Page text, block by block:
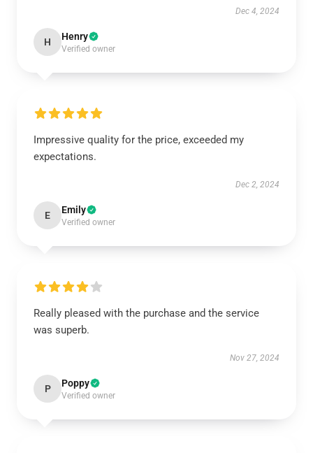
Dec 4, 2024
H Henry
Verified owner
Impressive quality for the price, exceeded my
expectations.
Dec 2, 2024
E Emily
Verified owner
Really pleased with the purchase and the service
was superb.
Nov 27, 2024
P Poppy
Verified owner